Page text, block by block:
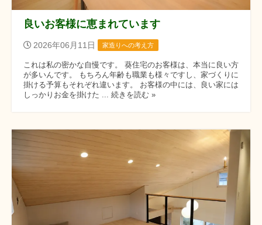
良いお客様に恵まれています
2026年06月11日 家造りへの考え方
これは私の密かな自慢です。 葵住宅のお客様は、本当に良い方
が多いんです。 もちろん年齢も職業も様々ですし、家づくりに
掛ける予算もそれぞれ違います。 お客様の中には、良い家には
しっかりお金を掛けた ... 続きを読む »